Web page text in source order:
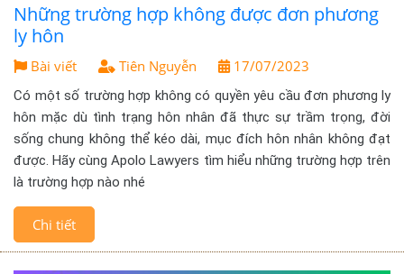
Những trường hợp không được đơn phương
ly hôn
Bài viết Tiên Nguyễn 17/07/2023
Có một số trường hợp không có quyền yêu cầu đơn phương ly
hôn mặc dù tình trạng hôn nhân đã thực sự trầm trọng, đời
sống chung không thể kéo dài, mục đích hôn nhân không đạt
được. Hãy cùng Apolo Lawyers tìm hiểu những trường hợp trên
là trường hợp nào nhé
Chi tiết